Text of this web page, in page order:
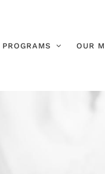
PROGRAMS OUR